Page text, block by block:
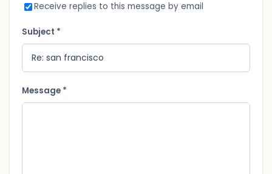
Receive replies to this message by email
Subject *
Message *